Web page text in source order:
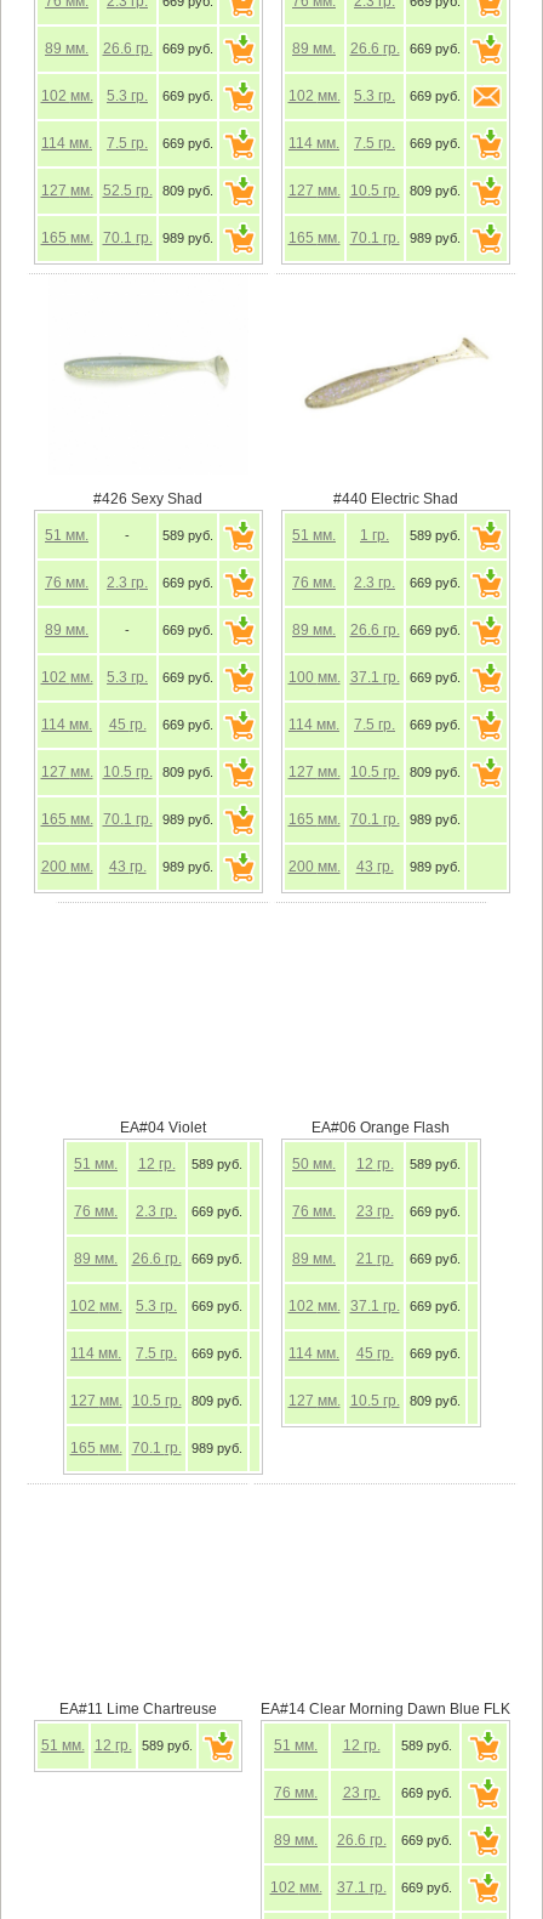
89 мм. 26.6 гр. 669 руб.
102 мм. 5.3 гр. 669 руб.
114 мм. 7.5 гр. 669 руб.
127 мм. 52.5 гр. 809 руб.
165 мм. 70.1 гр. 989 руб.
89 мм. 26.6 гр. 669 руб.
102 мм. 5.3 гр. 669 руб.
114 мм. 7.5 гр. 669 руб.
127 мм. 10.5 гр. 809 руб.
165 мм. 70.1 гр. 989 руб.
#426 Sexy Shad
51 мм. - 589 руб.
76 мм. 2.3 гр. 669 руб.
89 мм. - 669 руб.
102 мм. 5.3 гр. 669 руб.
114 мм. 45 гр. 669 руб.
127 мм. 10.5 гр. 809 руб.
165 мм. 70.1 гр. 989 руб.
200 мм. 43 гр. 989 руб.
#440 Electric Shad
51 мм. 1 гр. 589 руб.
76 мм. 2.3 гр. 669 руб.
89 мм. 26.6 гр. 669 руб.
100 мм. 37.1 гр. 669 руб.
114 мм. 7.5 гр. 669 руб.
127 мм. 10.5 гр. 809 руб.
165 мм. 70.1 гр. 989 руб.
200 мм. 43 гр. 989 руб.
EA#04 Violet
51мм. 12 гр. 589 руб.
76мм. 2.3 гр. 669 руб.
89мм. 26.6 гр. 669 руб.
102мм. 5.3 гр. 669 руб.
114 мм. 7.5 гр. 669 руб.
127мм. 10.5 гр. 809 руб.
165мм. 70.1 гр. 989 руб.
EA#06 Orange Flash
50мм. 12 589 руб.
76мм. 23 669 руб.
89мм. 21 669 руб.
102мм. 37.1 гр. 669 руб.
114мм. 45 669 руб.
127мм. 10.5 гр. 809 руб.
EA#11 Lime Chartreuse
51 мм. 12 гр. 589 руб.
EA#14 Clear Morning Dawn Blue FLK
51 мм. 12 гр. 589 руб.
76 мм. 23 гр. 669 руб.
89 мм. 26.6 гр. 669 руб.
102 мм. 37.1 гр. 669 руб.